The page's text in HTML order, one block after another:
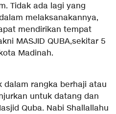
Tidak ada lagi yang
melaksanakannya,
mendirikan tempat
MASJID QUBA,sekitar 5
Madinah.
dalam rangka berhaji atau
untuk datang dan
Quba. Nabi Shallallahu